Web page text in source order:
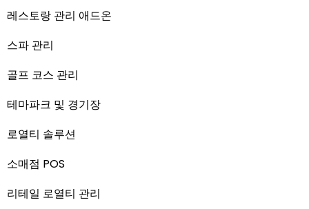
레스토랑 관리 애드온
스파 관리
골프 코스 관리
테마파크 및 경기장
로열티 솔루션
소매점 POS
리테일 로열티 관리